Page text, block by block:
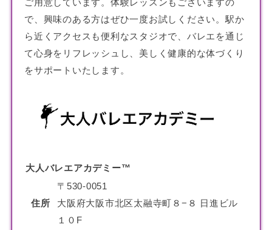
ご用意しています。体験レッスンもございますの
で、興味のある方はぜひ一度お試しください。駅か
ら近くアクセスも便利なスタジオで、バレエを通じ
て心身をリフレッシュし、美しく健康的な体づくり
をサポートいたします。
大人バレエアカデミー™
住所
〒530-0051
大阪府大阪市北区太融寺町８−８ 日進ビル
１０F